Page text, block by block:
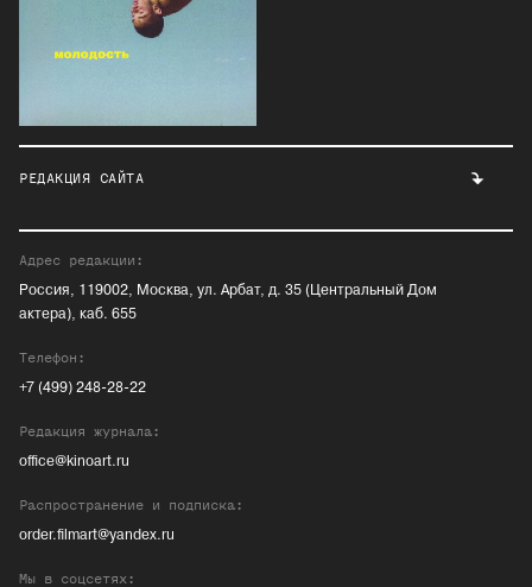
РЕДАКЦИЯ САЙТА
Адрес редакции:
Россия, 119002, Москва, ул. Арбат, д. 35 (Центральный Дом
актера), каб. 655
Телефон:
+7 (499) 248-28-22
Редакция журнала:
office@kinoart.ru
Распространение и подписка:
order.filmart@yandex.ru
Мы в соцсетях: